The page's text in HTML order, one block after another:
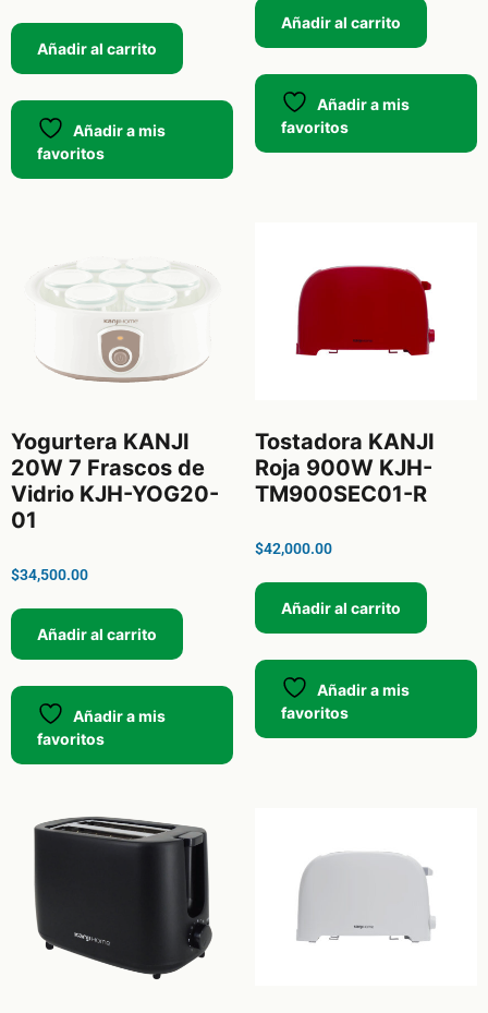
Añadir al carrito
Añadir a mis
favoritos
Añadir al carrito
Añadir a mis
favoritos
Yogurtera KANJI
20W 7 Frascos de
Vidrio KJH-YOG20-
01
$34,500.00
Añadir al carrito
Añadir a mis
favoritos
Tostadora KANJI
Roja 900W KJH-
TM900SEC01-R
$42,000.00
Añadir al carrito
Añadir a mis
favoritos